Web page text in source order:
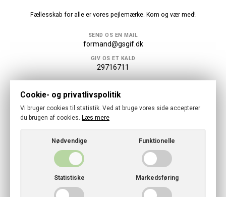
Fællesskab for alle er vores pejlemærke. Kom og vær med!
SEND OS EN MAIL
formand@gsgif.dk
GIV OS ET KALD
29716711
Følg os
© 2026 · Gundsølille Skytte, Gymnastik og Idrætsforening
Cookies- og privatlivspolitik
Cookie- og privatlivspolitik
Vi bruger cookies til statistik. Ved at bruge vores side accepterer
du brugen af cookies. Læs mere
Nødvendige Funktionelle
Statistiske Markedsføring